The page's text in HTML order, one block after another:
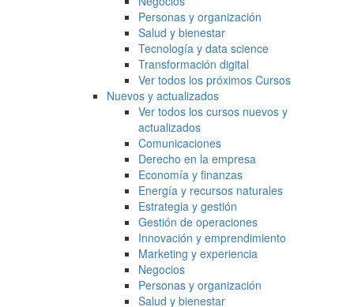
Personas y organización
Salud y bienestar
Tecnología y data science
Transformación digital
Ver todos los próximos Cursos
Nuevos y actualizados
Ver todos los cursos nuevos y
actualizados
Comunicaciones
Derecho en la empresa
Economía y finanzas
Energía y recursos naturales
Estrategia y gestión
Gestión de operaciones
Innovación y emprendimiento
Marketing y experiencia
Negocios
Personas y organización
Salud y bienestar